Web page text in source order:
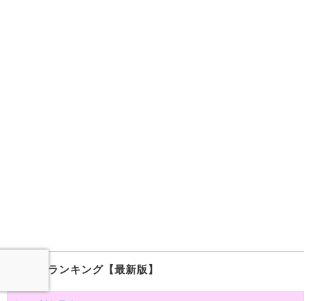
最強ツムランキング【最新版】